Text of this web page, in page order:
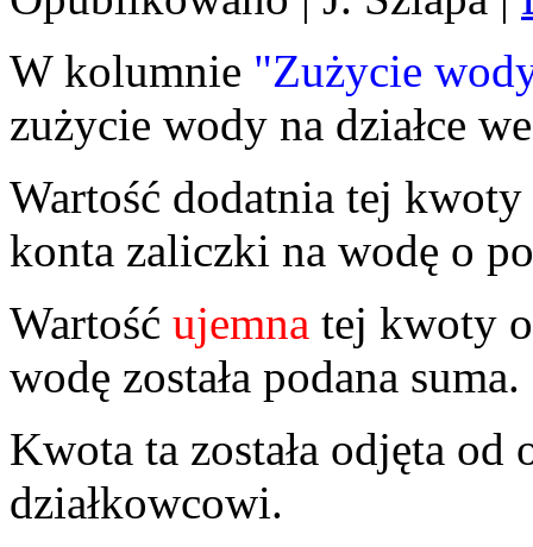
W kolumnie "Zużycie
zużycie wody na działce
Wartość dodatnia tej kwoty
konta zaliczki na wodę o
Wartość ujemna tej kwoty
wodę została podana suma.
Kwota ta została odjęta
działkowcowi.